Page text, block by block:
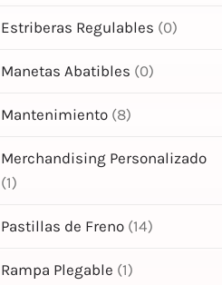
Estriberas Regulables (0)
Manetas Abatibles (0)
Mantenimiento (8)
Merchandising Personalizado
(1)
Pastillas de Freno (14)
Rampa Plegable (1)